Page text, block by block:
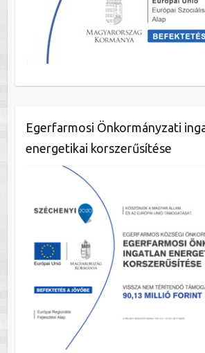
Egerfarmosi Önkormányzati
energetikai korszerűsítése